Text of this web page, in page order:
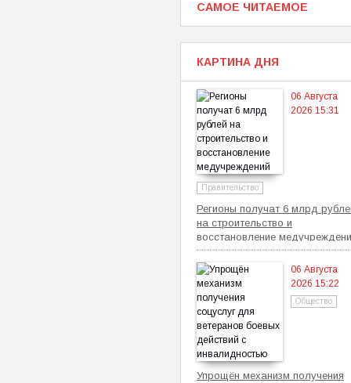
САМОЕ ЧИТАЕМОЕ
КАРТИНА ДНЯ
06 Августа
2026 15:31
Правительство
Регионы получат 6 млрд
на строительство и
восстановление
06 Августа
2026 15:22
Общество
Упрощён механизм получения